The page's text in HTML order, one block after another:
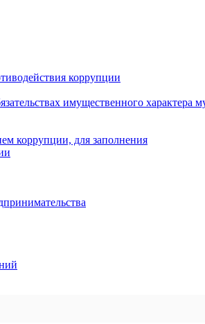
коррупции
имущественного
коррупции, для заполнения